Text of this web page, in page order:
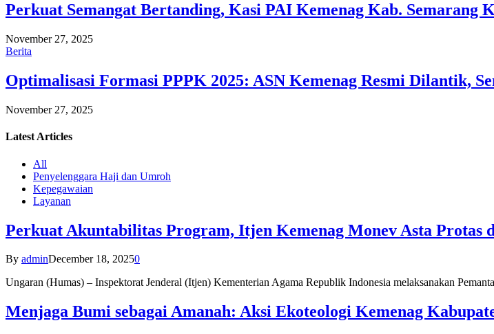
Perkuat Semangat Bertanding, Kasi PAI Kemenag Kab. Semarang
November 27, 2025
Berita
Optimalisasi Formasi PPPK 2025: ASN Kemenag Resmi Dilantik,
November 27, 2025
Latest Articles
All
Penyelenggara Haji dan Umroh
Kepegawaian
Layanan
Perkuat Akuntabilitas Program, Itjen Kemenag Monev Asta Protas
By adminDecember 18, 20250
Ungaran (Humas) – Inspektorat Jenderal (Itjen) Kementerian Agama Republik Indonesia melaksanakan
Menjaga Bumi sebagai Amanah: Aksi Ekoteologi Kemenag